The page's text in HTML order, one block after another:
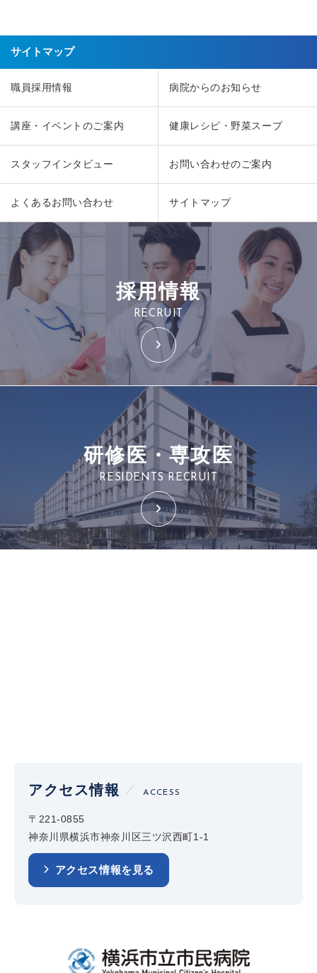
サイトマップ
職員採用情報 病院からのお知らせ
講座・イベントのご案内 健康レシピ・野菜スープ
スタッフインタビュー お問い合わせのご案内
よくあるお問い合わせ サイトマップ
採用情報
RECRUIT
研修医・専攻医
RESIDENTS RECRUIT
アクセス情報 ACCESS
〒221-0855
神奈川県横浜市神奈川区三ツ沢西町1-1
アクセス情報を見る